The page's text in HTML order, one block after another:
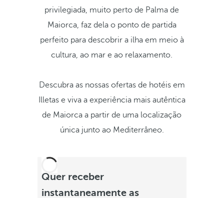
privilegiada, muito perto de Palma de
Maiorca, faz dela o ponto de partida
perfeito para descobrir a ilha em meio à
cultura, ao mar e ao relaxamento.
Descubra as nossas ofertas de hotéis em
Illetas e viva a experiência mais autêntica
de Maiorca a partir de uma localização
única junto ao Mediterrâneo.
Quer receber
instantaneamente as